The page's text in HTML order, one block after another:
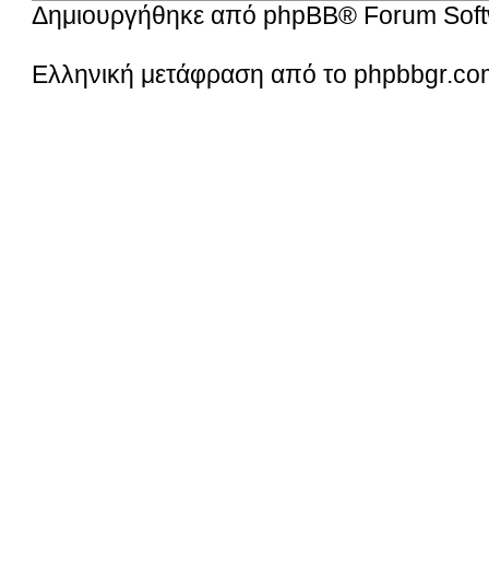
Δημιουργήθηκε από phpBB® Forum
Ελληνική μετάφραση από το